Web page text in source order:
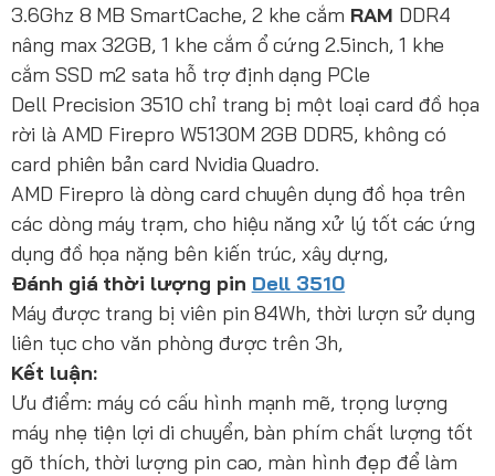
3.6Ghz 8 MB SmartCache, 2 khe cắm RAM DDR4
nâng max 32GB, 1 khe cắm ổ cứng 2.5inch, 1 khe
cắm SSD m2 sata hỗ trợ định dạng PCle
Dell Precision 3510 chỉ trang bị một loại card đồ họa
rời là AMD Firepro W5130M 2GB DDR5, không có
card phiên bản card Nvidia Quadro.
AMD Firepro là dòng card chuyên dụng đồ họa trên
các dòng máy trạm, cho hiệu năng xử lý tốt các ứng
dụng đồ họa nặng bên kiến trúc, xây dựng,
Đánh giá thời lượng pin Dell 3510
Máy được trang bị viên pin 84Wh, thời lượn sử dụng
liên tục cho văn phòng được trên 3h,
Kết luận:
Ưu điểm: máy có cấu hình mạnh mẽ, trọng lượng
máy nhẹ tiện lợi di chuyển, bàn phím chất lượng tốt
gõ thích, thời lượng pin cao, màn hình đẹp để làm